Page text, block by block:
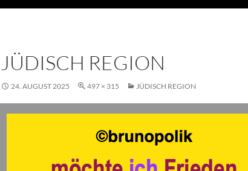
JÜDISCH REGION
24. AUGUST 2025 497 × 315 JÜDISCH REGION